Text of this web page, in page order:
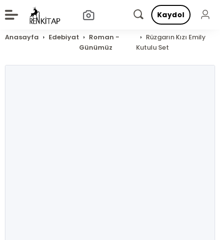
Kaydol
Anasayfa Edebiyat
Roman -
Günümüz
Rüzgarın Kızı Emily
Kutulu Set